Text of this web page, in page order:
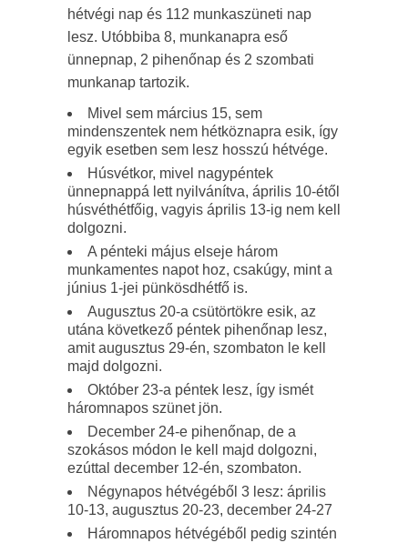
hétvégi nap és 112 munkaszüneti nap
lesz. Utóbbiba 8, munkanapra eső
ünnepnap, 2 pihenőnap és 2 szombati
munkanap tartozik.
Mivel sem március 15, sem
mindenszentek nem hétköznapra esik, így
egyik esetben sem lesz hosszú hétvége.
Húsvétkor, mivel nagypéntek
ünnepnappá lett nyilvánítva, április 10-étől
húsvéthétfőig, vagyis április 13-ig nem kell
dolgozni.
A pénteki május elseje három
munkamentes napot hoz, csakúgy, mint a
június 1-jei pünkösdhétfő is.
Augusztus 20-a csütörtökre esik, az
utána következő péntek pihenőnap lesz,
amit augusztus 29-én, szombaton le kell
majd dolgozni.
Október 23-a péntek lesz, így ismét
háromnapos szünet jön.
December 24-e pihenőnap, de a
szokásos módon le kell majd dolgozni,
ezúttal december 12-én, szombaton.
Négynapos hétvégéből 3 lesz: április
10-13, augusztus 20-23, december 24-27
Háromnapos hétvégéből pedig szintén